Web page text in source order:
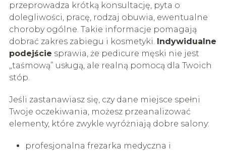
przeprowadza krótką konsultację, pyta o
dolegliwości, pracę, rodzaj obuwia, ewentualne
choroby ogólne. Takie informacje pomagają
dobrać zakres zabiegu i kosmetyki. Indywidualne
podejście sprawia, że pedicure męski nie jest
„taśmową” usługą, ale realną pomocą dla Twoich
stóp.
Jeśli zastanawiasz się, czy dane miejsce spełni
Twoje oczekiwania, możesz przeanalizować
elementy, które zwykle wyróżniają dobre salony:
profesjonalna frezarka medyczna i